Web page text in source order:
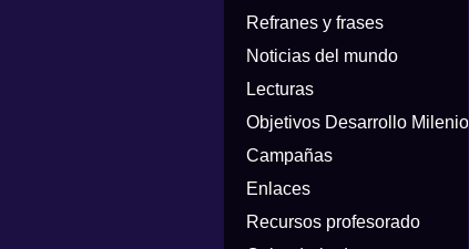
Refranes y frases
Noticias del mundo
Lecturas
Objetivos Desarrollo Milenio
Campañas
Enlaces
Recursos profesorado